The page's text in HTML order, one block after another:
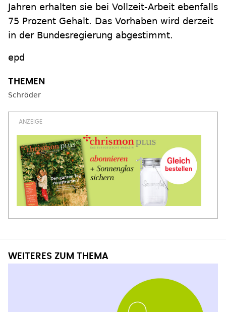
Jahren erhalten sie bei Vollzeit-Arbeit ebenfalls
75 Prozent Gehalt. Das Vorhaben wird derzeit
in der Bundesregierung abgestimmt.
epd
Schröder
WEITERES ZUM THEMA